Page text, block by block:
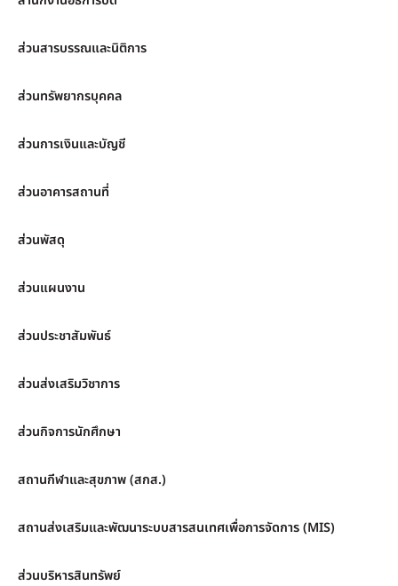
ส่วนสารบรรณและนิติการ
ส่วนทรัพยากรบุคคล
ส่วนการเงินและบัญชี
ส่วนอาคารสถานที่
ส่วนพัสดุ
ส่วนแผนงาน
ส่วนประชาสัมพันธ์
ส่วนส่งเสริมวิชาการ
ส่วนกิจการนักศึกษา
สถานกีฬาและสุขภาพ (สกส.)
สถานส่งเสริมและพัฒนาระบบสารสนเทศเพื่อการจัดการ (MIS)
ส่วนบริหารสินทรัพย์